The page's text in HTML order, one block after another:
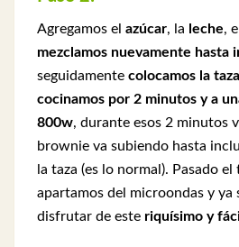
Agregamos el azúcar, la leche, el
mezclamos nuevamente hasta
seguidamente colocamos la
cocinamos por 2 minutos y a
800w, durante esos 2 minutos
brownie va subiendo hasta
la taza (es lo normal). Pasado
apartamos del microondas y ya
disfrutar de este riquísimo y